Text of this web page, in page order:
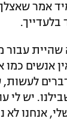
אמר
בלעדייך.
עבור
אנשים כמו
לעשות,
יש לי
אנחנו לא